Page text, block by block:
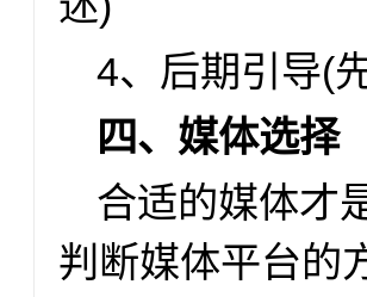
4、后期引导(
四、媒体选择
合适的媒体才
判断媒体平台的